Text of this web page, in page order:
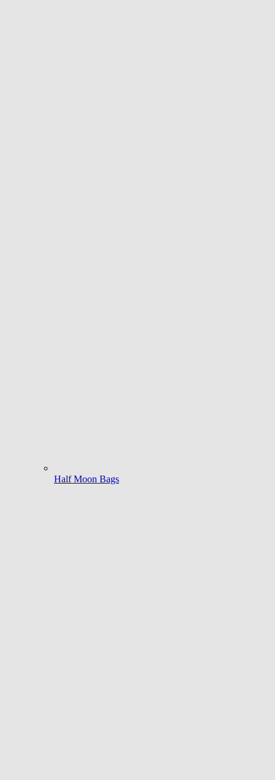
Half Moon Bags